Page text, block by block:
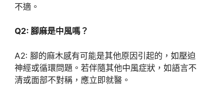
不適。
Q2: 腳麻是中風嗎？
A2: 腳的麻木感有可能是其他原因引起的，如壓迫
神經或循環問題。若伴隨其他中風症狀，如語言不
清或面部不對稱，應立即就醫。